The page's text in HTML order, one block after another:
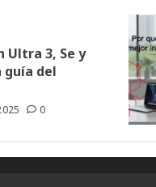
Ultra 3, Se y
guía del
0